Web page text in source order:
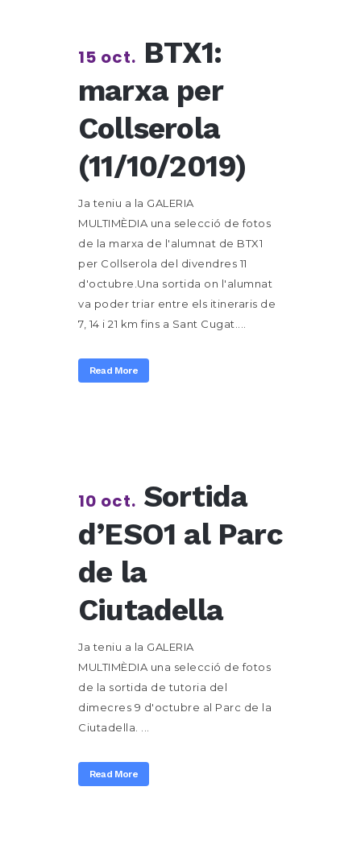
15 oct. BTX1:
marxa per
Collserola
(11/10/2019)
Ja teniu a la GALERIA
MULTIMÈDIA una selecció de fotos
de la marxa de l'alumnat de BTX1
per Collserola del divendres 11
d'octubre.Una sortida on l'alumnat
va poder triar entre els itineraris de
7, 14 i 21 km fins a Sant Cugat....
Read More
10 oct. Sortida
d’ESO1 al Parc
de la
Ciutadella
Ja teniu a la GALERIA
MULTIMÈDIA una selecció de fotos
de la sortida de tutoria del
dimecres 9 d'octubre al Parc de la
Ciutadella. ...
Read More